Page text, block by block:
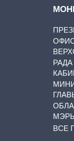
РАДА
ВСЕ